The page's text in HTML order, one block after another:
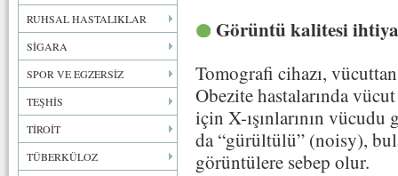
RUHSAL HASTALIKLAR
SİGARA
SPOR VE EGZERSİZ
TEŞHİS
TİROİT
TÜBERKÜLOZ
Görüntü kalitesi
Tomografi cihazı, vücuttan
Obezite hastalarında
için X-ışınlarının vücudu
da “gürültülü” (noisy),
görüntülere sebep olur.